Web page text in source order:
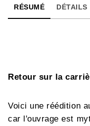
RÉSUMÉ DÉTAILS
Retour sur la
Voici une réédition
car l'ouvrage est